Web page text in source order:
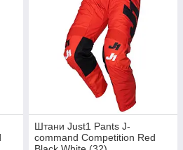
Штани Just1 Pants J-
command Competition Red